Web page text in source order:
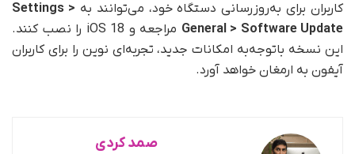
کاربران برای به‌روزرسانی دستگاه خود، می‌توانند به Settings >
General > Software Update
مراجعه و iOS 18 را نصب کنند.
این نسخه با‌توجه‌به امکانات جدید، تجربه‌ای نوین را برای کاربران
آیفون به ارمغان خواهد آورد.
صمد کردی